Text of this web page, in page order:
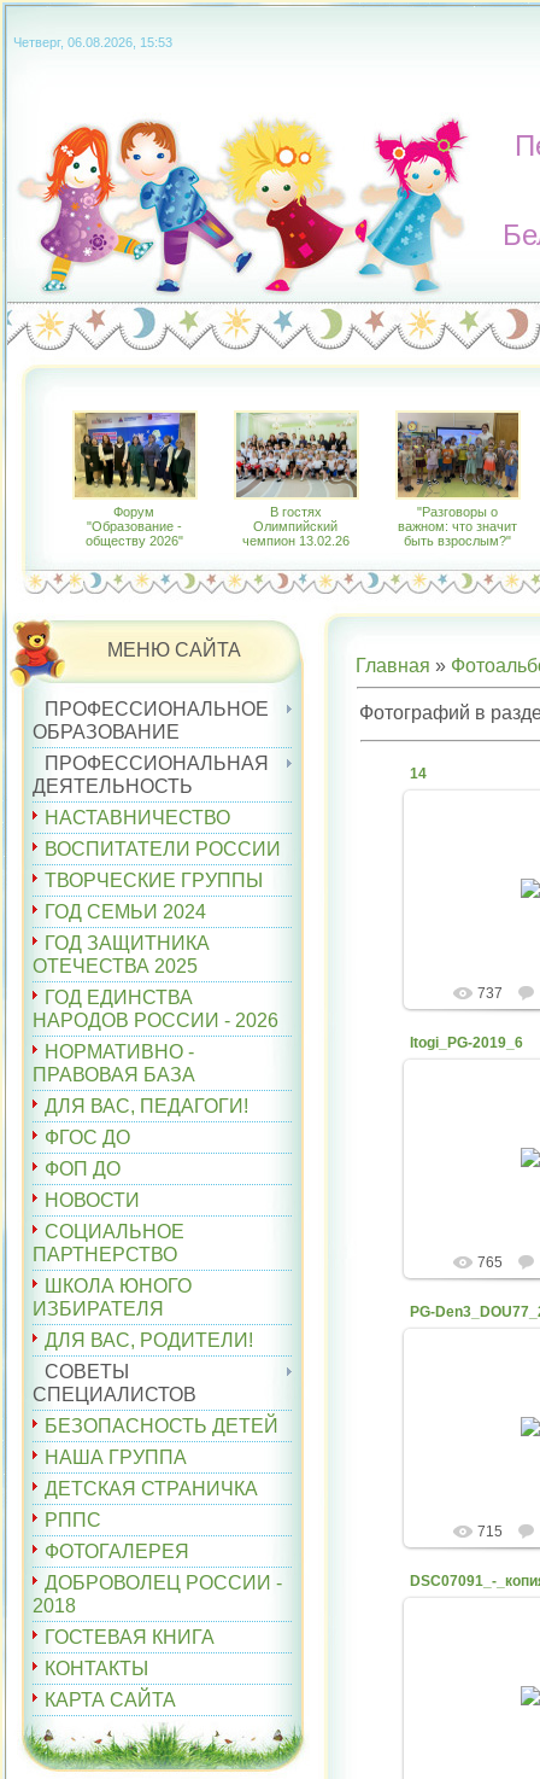
Четверг, 06.08.2026, 15:53
Форум
"Образование -
обществу 2026"
В гостях
Олимпийский
чемпион 13.02.26
"Разговоры о
важном: что значит
быть взрослым?"
МЕНЮ САЙТА
ПРОФЕССИОНАЛЬНОЕ
ОБРАЗОВАНИЕ
ПРОФЕССИОНАЛЬНАЯ
ДЕЯТЕЛЬНОСТЬ
НАСТАВНИЧЕСТВО
ВОСПИТАТЕЛИ РОССИИ
ТВОРЧЕСКИЕ ГРУППЫ
ГОД СЕМЬИ 2024
ГОД ЗАЩИТНИКА
ОТЕЧЕСТВА 2025
ГОД ЕДИНСТВА
НАРОДОВ РОССИИ - 2026
НОРМАТИВНО -
ПРАВОВАЯ БАЗА
ДЛЯ ВАС, ПЕДАГОГИ!
ФГОС ДО
ФОП ДО
НОВОСТИ
СОЦИАЛЬНОЕ
ПАРТНЕРСТВО
ШКОЛА ЮНОГО
ИЗБИРАТЕЛЯ
ДЛЯ ВАС, РОДИТЕЛИ!
СОВЕТЫ
СПЕЦИАЛИСТОВ
БЕЗОПАСНОСТЬ ДЕТЕЙ
НАША ГРУППА
ДЕТСКАЯ СТРАНИЧКА
РППС
ФОТОГАЛЕРЕЯ
ДОБРОВОЛЕЦ РОССИИ -
2018
ГОСТЕВАЯ КНИГА
КОНТАКТЫ
КАРТА САЙТА
Главная »
Фотографий в
14
737
Itogi_PG-2019_6
765
PG-
715
DSC07091_-